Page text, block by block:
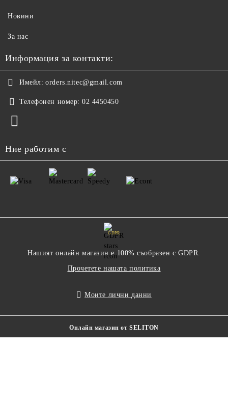
Новини
За нас
Информация за контакти:
Имейл: orders.nitec@gmail.com
Телефонен номер: 02 4450450
Ние работим с
GDPR
Нашият онлайн магазин е 100% съобразен с GDPR.
Прочетете нашата политика
Моите лични данни
Онлайн магазин от SELITON